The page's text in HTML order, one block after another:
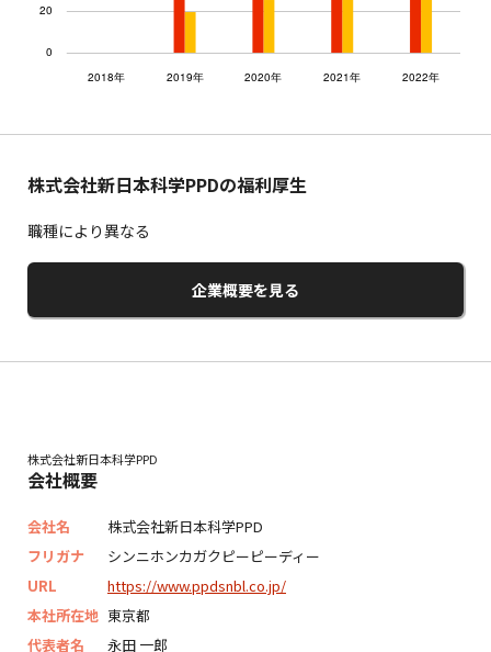
株式会社新日本科学PPDの福利厚生
職種により異なる
企業概要を見る
株式会社新日本科学PPD
会社概要
会社名
株式会社新日本科学PPD
フリガナ
シンニホンカガクピーピーディー
URL
https://www.ppdsnbl.co.jp/
本社所在地 東京都
代表者名
永田 一郎